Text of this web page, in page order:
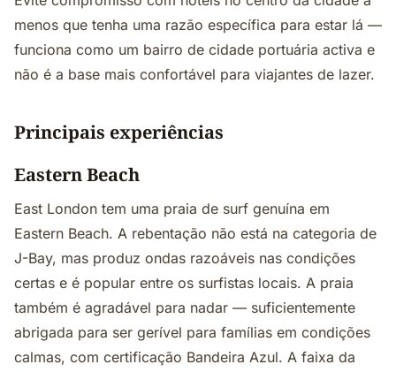
menos que tenha uma razão específica para estar lá —
funciona como um bairro de cidade portuária activa e
não é a base mais confortável para viajantes de lazer.
Principais experiências
Eastern Beach
East London tem uma praia de surf genuína em
Eastern Beach. A rebentação não está na categoria de
J-Bay, mas produz ondas razoáveis nas condições
certas e é popular entre os surfistas locais. A praia
também é agradável para nadar — suficientemente
abrigada para ser gerível para famílias em condições
calmas, com certificação Bandeira Azul. A faixa da